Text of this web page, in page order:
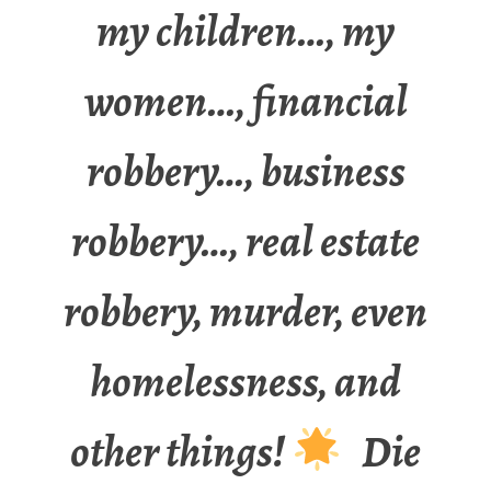
my children…, my
women…, financial
robbery…, business
robbery…, real estate
robbery, murder, even
homelessness, and
other things!
Die